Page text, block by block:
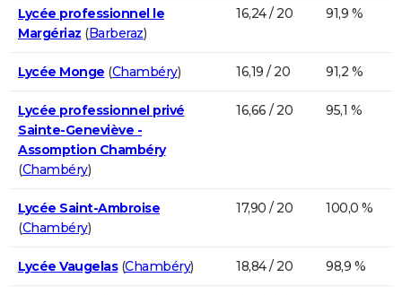
Lycée professionnel le
Margériaz (Barberaz)
16,24 / 20 91,9 %
Lycée Monge (Chambéry) 16,19 / 20 91,2 %
Lycée professionnel privé
Sainte-Geneviève -
Assomption Chambéry
(Chambéry)
16,66 / 20 95,1 %
Lycée Saint-Ambroise
(Chambéry)
17,90 / 20 100,0 %
Lycée Vaugelas(Chambéry) 18,84 / 20 98,9 %